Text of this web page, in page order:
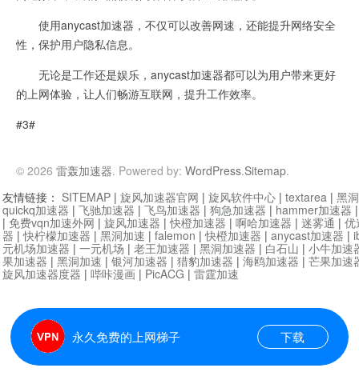
使用anycast加速器，不仅可以改善网速，还能提升网络安全
性，保护用户隐私信息。
无论是工作还是娱乐，anycast加速器都可以为用户带来更好
的上网体验，让人们畅游互联网，提升工作效率。
#3#
© 2026 雷轰加速器. Powered by: WordPress.Sitemap.
永久免费的上网梯子 下载
友情链接： SITEMAP | 旋风加速器官网 | 旋风软件中心 | textarea | 黑
quickq加速器 | 飞驰加速器 | 飞鸟加速器 | 狗急加速器 | hammer加速器
| 免费vqn加速外网 | 旋风加速器 |快橙加速器 | 啊哈加速器 | 迷雾通 | 优
器 |快柠檬加速器 | 黑洞加速 | falemon |快橙加速器 | anycast加速器 |
元机场加速器 | 一元机场 | 老王加速器 | 黑洞加速器 | 白石山 | 小牛加速
果加速器 | 黑洞加速 | 银河加速器 | 猎豹加速器 | 海鸥加速器 | 芒果加速
旋风加速器度器 | 哔咔漫画 | PicACG | 雷霆加速